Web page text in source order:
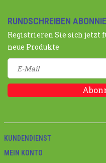
RUNDSCHREIBEN
Registrieren Sie sich jetzt
neue Produkte
KUNDENDIENST
MEIN KONTO